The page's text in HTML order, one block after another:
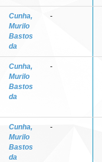
Cunha,
Murilo
Bastos
da
-
Cunha,
Murilo
Bastos
da
-
Cunha,
Murilo
Bastos
da
-